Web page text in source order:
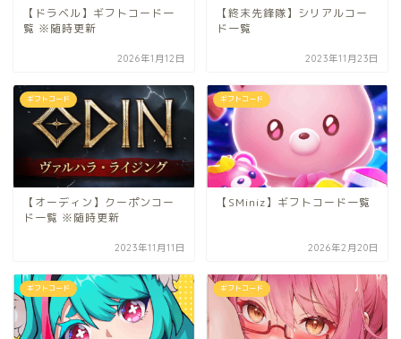
【ドラベル】ギフトコード一
覧 ※随時更新
2026年1月12日
【終末先鋒隊】シリアルコー
ド一覧
2023年11月23日
ギフトコード
【オーディン】クーポンコー
ド一覧 ※随時更新
2023年11月11日
ギフトコード
【SMiniz】ギフトコード一覧
2026年2月20日
ギフトコード ギフトコード